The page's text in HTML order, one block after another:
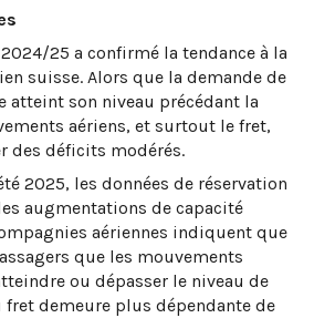
25 a confirmé la tendance à la
suisse. Alors que la demande de
atteint son niveau précédant la
aériens, et surtout le fret,
des déficits modérés.
2025, les données de réservation
augmentations de capacité
aériennes indiquent que
que les mouvements
ou dépasser le niveau de
fret demeure plus dépendante de